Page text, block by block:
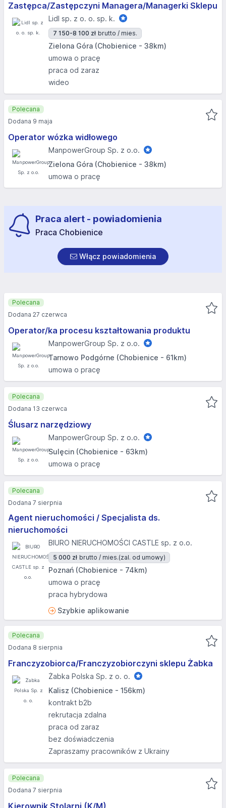
Zastępca/Zastępczyni Managera/Managerki Sklepu
Lidl sp. z o. o. sp. k.
7 150-8 100 zł brutto / mies.
Zielona Góra (Chobienice - 38km)
umowa o pracę
praca od zaraz
wideo
Operator wózka widłowego
ManpowerGroup Sp. z o.o.
Zielona Góra (Chobienice - 38km)
umowa o pracę
Polecana
Dodana 9 maja
Praca alert - powiadomienia
Praca Chobienice
Włącz powiadomienia
Operator/ka procesu kształtowania produktu
ManpowerGroup Sp. z o.o.
Tarnowo Podgórne (Chobienice - 61km)
umowa o pracę
Polecana
Dodana 27 czerwca
Ślusarz narzędziowy
ManpowerGroup Sp. z o.o.
Sulęcin (Chobienice - 63km)
umowa o pracę
Polecana
Dodana 13 czerwca
Agent nieruchomości / Specjalista ds.
nieruchomości
BIURO NIERUCHOMOŚCI CASTLE sp. z o.o.
5 000 zł brutto / mies.(zal. od umowy)
Poznań (Chobienice - 74km)
umowa o pracę
praca hybrydowa
Szybkie aplikowanie
Polecana
Dodana 7 sierpnia
Franczyzobiorca/Franczyzobiorczyni sklepu Żabka
Żabka Polska Sp. z o. o.
Kalisz (Chobienice - 156km)
kontrakt b2b
rekrutacja zdalna
praca od zaraz
bez doświadczenia
Zapraszamy pracowników z Ukrainy
Polecana
Dodana 8 sierpnia
Kierownik Stolarni (K/M)
Polecana
Dodana 7 sierpnia